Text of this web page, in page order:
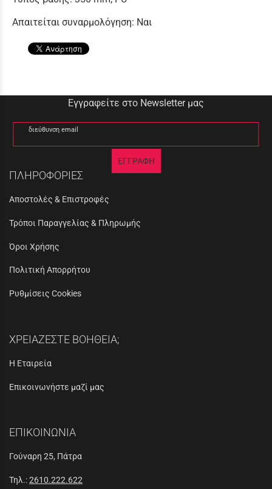
Απαιτείται συναρμολόγηση: Ναι
Εγγραφείτε στο Newsletter μας
διεύθυνση email
ΕΓΓΡΑΦΗ
ΠΛΗΡΟΦΟΡΙΕΣ
Αποστολές & Επιστροφές
Τρόποι Παραγγελίας & Πληρωμής
Όροι Χρήσης
Πολιτική Απορρήτου
Ρυθμίσεις Cookies
ΧΡΕΙΑΖΕΣΤΕ ΒΟΗΘΕΙΑ;
Η Εταιρεία
Επικοινωνήστε μαζί μας
ΕΠΙΚΟΙΝΩΝΙΑ
Γούναρη 25, Πάτρα
Τηλ.:2610.222.622